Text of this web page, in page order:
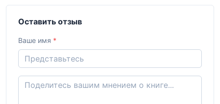
Оставить отзыв
Ваше имя *